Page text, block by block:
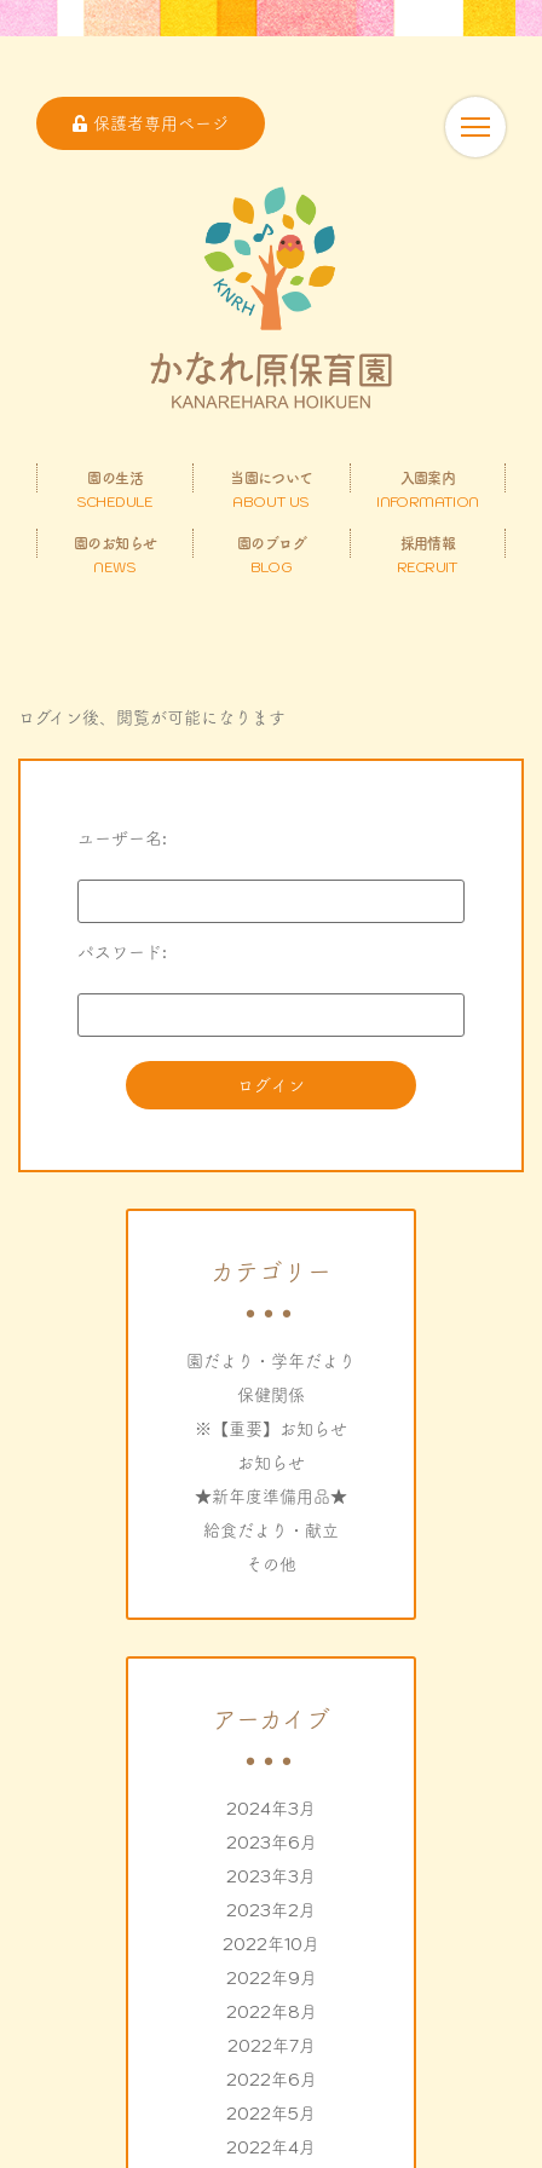
保護者専用ページ
園の生活
SCHEDULE
当園について
ABOUT US
入園案内
INFORMATION
園のお知らせ
NEWS
園のブログ
BLOG
採用情報
RECRUIT
ログイン後、閲覧が可能になります
ユーザー名:
パスワード:
カテゴリー
園だより・学年だより
保健関係
※【重要】お知らせ
お知らせ
★新年度準備用品★
給食だより・献立
その他
アーカイブ
2024年3月
2023年6月
2023年3月
2023年2月
2022年10月
2022年9月
2022年8月
2022年7月
2022年6月
2022年5月
2022年4月